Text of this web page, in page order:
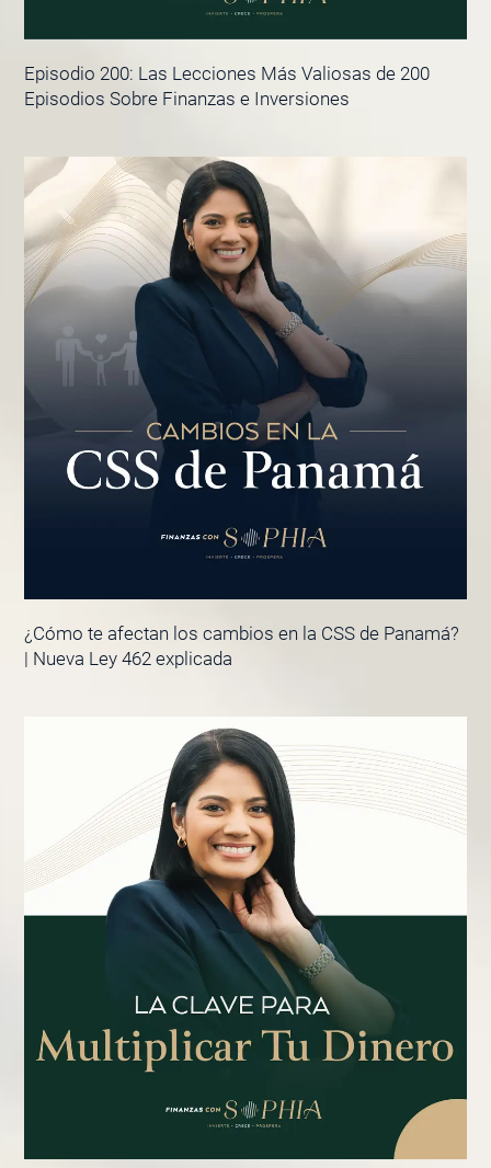
Episodio 200: Las Lecciones Más Valiosas de 200
Episodios Sobre Finanzas e Inversiones
¿Cómo te afectan los cambios en la CSS de Panamá?
| Nueva Ley 462 explicada